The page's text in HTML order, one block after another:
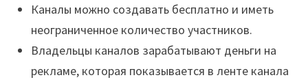
Каналы можно создавать бесплатно и иметь
неограниченное количество участников.
Владельцы каналов зарабатывают деньги на
рекламе, которая показывается в ленте канала